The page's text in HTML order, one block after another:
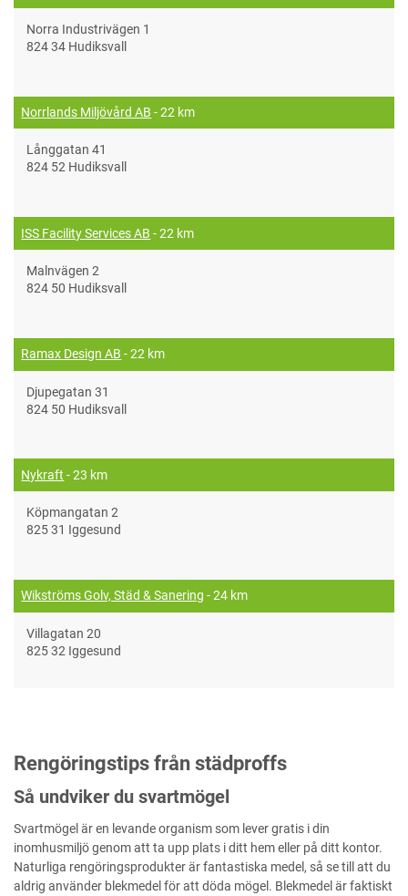
Norra Industrivägen 1
824 34 Hudiksvall
Norrlands Miljövård AB - 22 km
Långgatan 41
824 52 Hudiksvall
ISS Facility Services AB - 22 km
Malnvägen 2
824 50 Hudiksvall
Ramax Design AB - 22 km
Djupegatan 31
824 50 Hudiksvall
Nykraft - 23 km
Köpmangatan 2
825 31 Iggesund
Wikströms Golv, Städ & Sanering - 24 km
Villagatan 20
825 32 Iggesund
Rengöringstips från städproffs
Så undviker du svartmögel
Svartmögel är en levande organism som lever gratis i din
inomhusmiljö genom att ta upp plats i ditt hem eller på ditt kontor.
Naturliga rengöringsprodukter är fantastiska medel, så se till att du
aldrig använder blekmedel för att döda mögel. Blekmedel är faktiskt